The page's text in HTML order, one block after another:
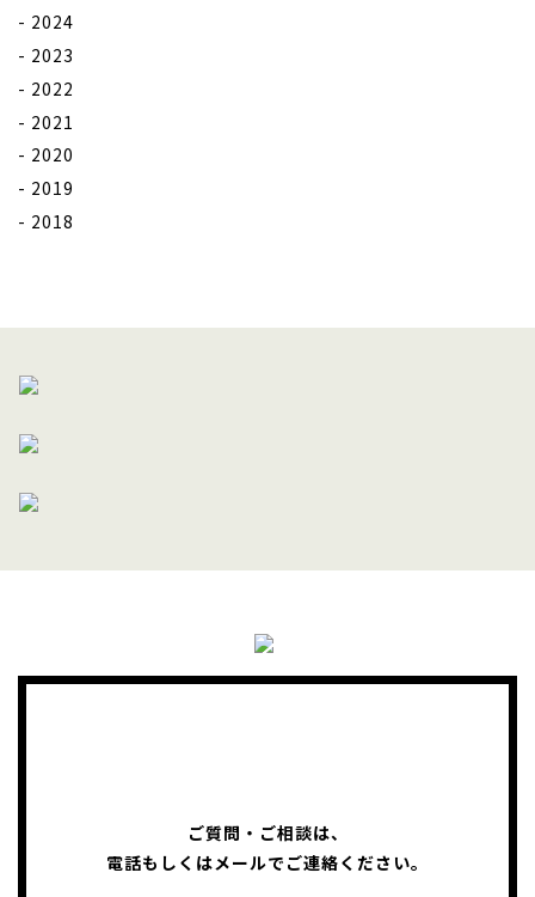
2024
2023
2022
2021
2020
2019
2018
ご質問・ご相談は、
電話もしくはメールでご連絡ください。